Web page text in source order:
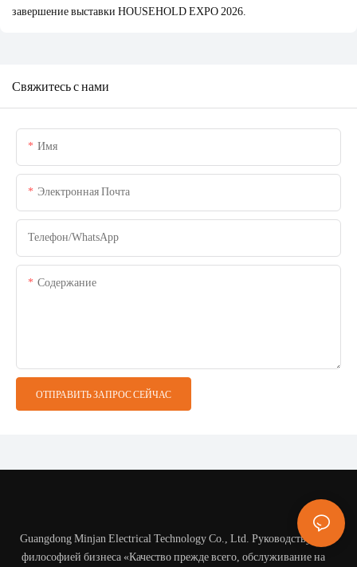
завершение выставки HOUSEHOLD EXPO 2026.
Свяжитесь с нами
Имя
Электронная Почта
Телефон/WhatsApp
Содержание
ОТПРАВИТЬ ЗАПРОС СЕЙЧАС
Guangdong Minjan Electrical Technology Co., Ltd. Руководствуясь
философией бизнеса «Качество прежде всего, обслуживание на